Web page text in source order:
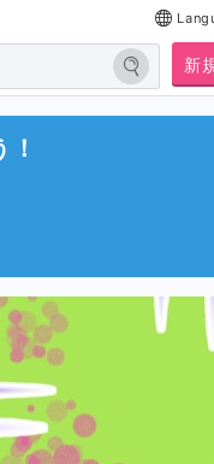
新